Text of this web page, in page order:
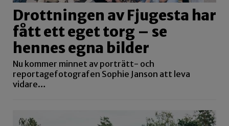
Drottningen av Fjugesta har
fått ett eget torg – se
hennes egna bilder
Nu kommer minnet av porträtt- och
reportagefotografen Sophie Janson att leva
vidare…